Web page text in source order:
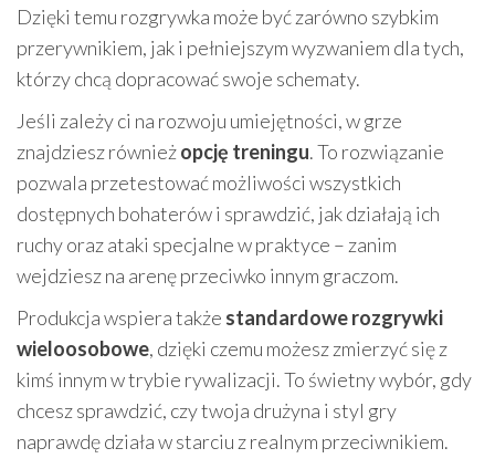
Dzięki temu rozgrywka może być zarówno szybkim
przerywnikiem, jak i pełniejszym wyzwaniem dla tych,
którzy chcą dopracować swoje schematy.
Jeśli zależy ci na rozwoju umiejętności, w grze
znajdziesz równieżopcję treningu. To rozwiązanie
pozwala przetestować możliwości wszystkich
dostępnych bohaterów i sprawdzić, jak działają ich
ruchy oraz ataki specjalne w praktyce – zanim
wejdziesz na arenę przeciwko innym graczom.
Produkcja wspiera także standardowe rozgrywki
wieloosobowe, dzięki czemu możesz zmierzyć się z
kimś innym w trybie rywalizacji. To świetny wybór, gdy
chcesz sprawdzić, czy twoja drużyna i styl gry
naprawdę działa w starciu z realnym przeciwnikiem.